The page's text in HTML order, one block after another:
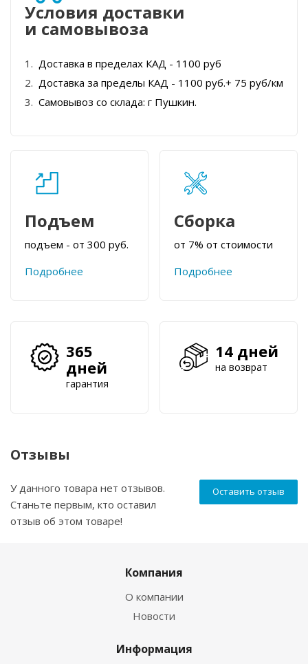
Условия доставки
и самовывоза
Доставка в пределах КАД - 1100 руб
Доставка за пределы КАД - 1100 руб.+ 75 руб/км
Самовывоз со склада: г Пушкин.
Подъем
подъем - от 300 руб.
Подробнее
Сборка
от 7% от стоимости
Подробнее
365
дней
гарантия
14 дней
на возврат
Отзывы
Оставить отзыв
У данного товара нет отзывов.
Станьте первым, кто оставил
отзыв об этом товаре!
Компания
О компании
Новости
Информация